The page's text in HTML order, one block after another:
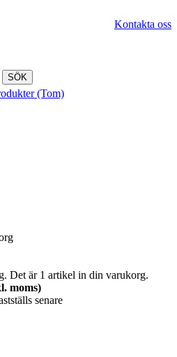
Kontakta oss
SÖK
(Tom)
Det är 1 artikel in din varukorg.
moms)
senare